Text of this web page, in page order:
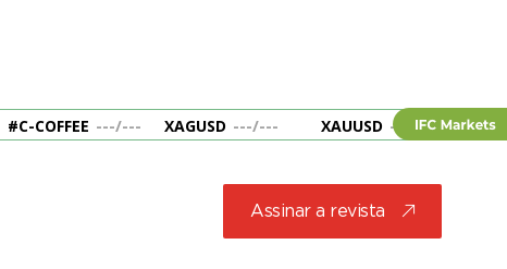
#C-COFFEE ---/--- XAGUSD ---/--- XAUUSD --- ---
Assinar a revista j